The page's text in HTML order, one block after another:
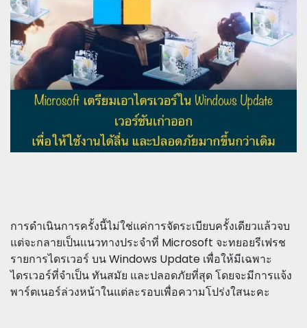
การดำเนินการครั้งนี้ไม่ใช่แค่การจัดระเบียบครั้งเดียวแล้วจบ
แต่จะกลายเป็นแนวทางประจำที่ Microsoft จะทยอยรีเฟรช
รายการไดรเวอร์ บน Windows Update เพื่อให้มีเฉพาะ
ไดรเวอร์ที่จำเป็น ทันสมัย และปลอดภัยที่สุด โดยจะมีการแจ้ง
พาร์ตเนอร์ล่วงหน้าในแต่ละรอบเพื่อความโปร่งใสนะคะ